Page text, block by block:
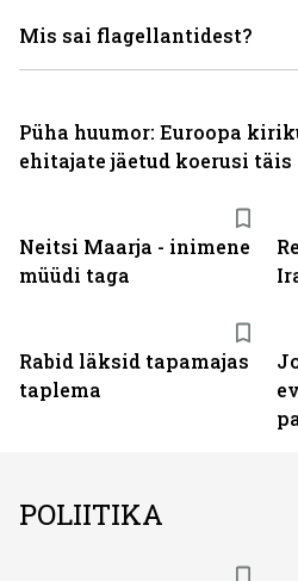
Neitsi Maarja - inimene
müüdi taga
Rabid läksid tapamajas
taplema
Mis sai flagellantidest?
Püha huumor: Euroopa
ehitajate jäetud koerusi täis
POLIITIKA